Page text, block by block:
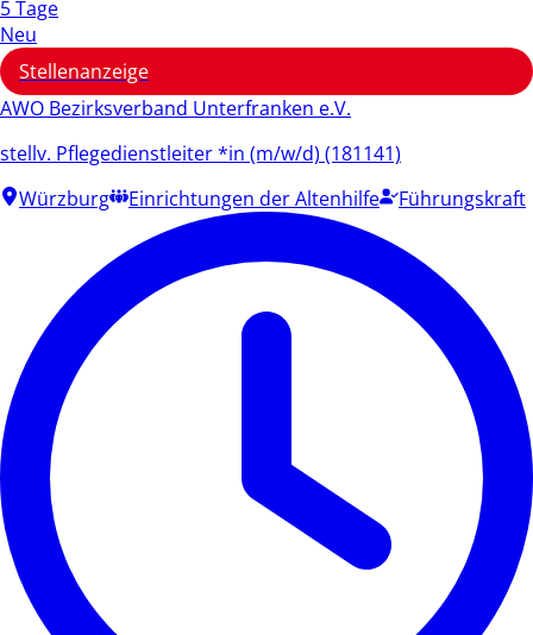
5 Tage
Neu
Stellenanzeige
AWO Bezirksverband Unterfranken e.V.
stellv. Pflegedienstleiter *in (m/w/d) (181141)
Würzburg
Einrichtungen der Altenhilfe Führungskraft